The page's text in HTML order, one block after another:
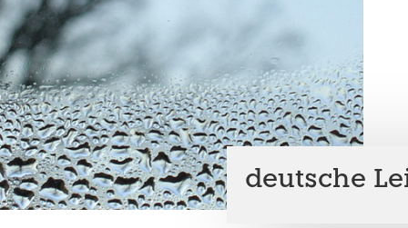
deutsche